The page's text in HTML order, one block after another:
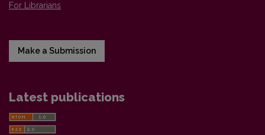
For Librarians
Make a Submission
Latest publications